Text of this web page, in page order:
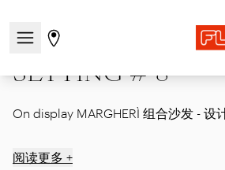
打开/关闭导航菜单
前往商店页面
SETTING # 8
SETTING # 8
On display MARGHERÌ 组合沙发 - 设
阅读更多 +